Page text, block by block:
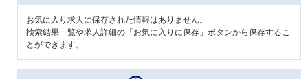
お気に入り求人に保存された情報はありません。
検索結果一覧や求人詳細の「お気に入りに保存」ボタンから保存するこ
とができます。